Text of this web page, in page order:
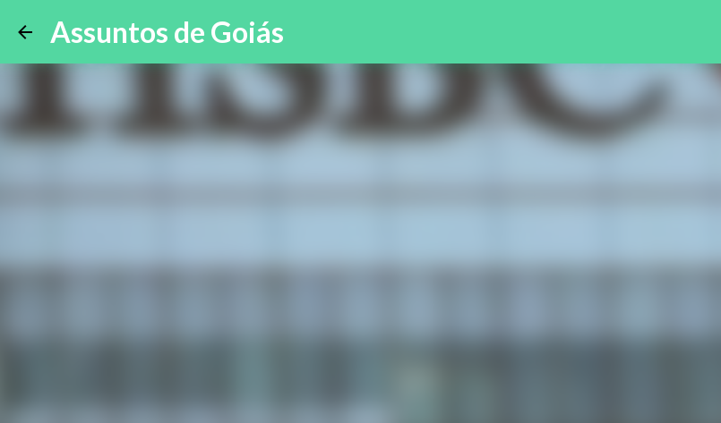
Assuntos de Goiás